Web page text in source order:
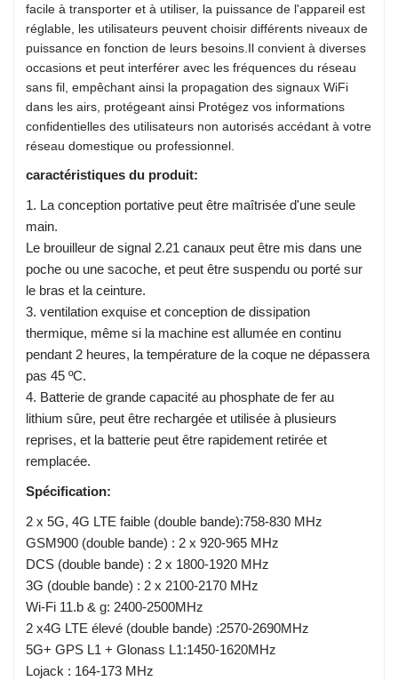
facile à transporter et à utiliser, la puissance de l'appareil est
réglable, les utilisateurs peuvent choisir différents niveaux de
puissance en fonction de leurs besoins.Il convient à diverses
occasions et peut interférer avec les fréquences du réseau
sans fil, empêchant ainsi la propagation des signaux WiFi
dans les airs, protégeant ainsi Protégez vos informations
confidentielles des utilisateurs non autorisés accédant à votre
réseau domestique ou professionnel.
caractéristiques du produit:
1. La conception portative peut être maîtrisée d'une seule
main.
Le brouilleur de signal 2.21 canaux peut être mis dans une
poche ou une sacoche, et peut être suspendu ou porté sur
le bras et la ceinture.
3. ventilation exquise et conception de dissipation
thermique, même si la machine est allumée en continu
pendant 2 heures, la température de la coque ne dépassera
pas 45 ºC.
4. Batterie de grande capacité au phosphate de fer au
lithium sûre, peut être rechargée et utilisée à plusieurs
reprises, et la batterie peut être rapidement retirée et
remplacée.
Spécification:
2 x 5G, 4G LTE faible (double bande):758-830 MHz
GSM900 (double bande) : 2 x 920-965 MHz
DCS (double bande) : 2 x 1800-1920 MHz
3G (double bande) : 2 x 2100-2170 MHz
Wi-Fi 11.b & g: 2400-2500MHz
2 x4G LTE élevé (double bande) :2570-2690MHz
5G+ GPS L1 + Glonass L1:1450-1620MHz
Lojack : 164-173 MHz